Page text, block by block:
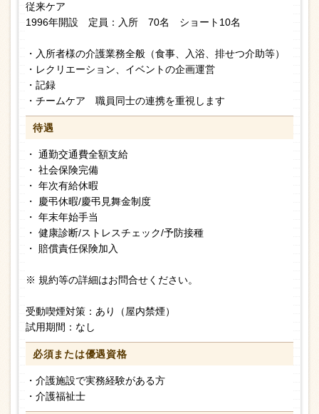
従来ケア
1996年開設 定員：入所 70名 ショート10名
・入所者様の介護業務全般（食事、入浴、排せつ介助等）
・レクリエーション、イベントの企画運営
・記録
・チームケア 職員同士の連携を重視します
待遇
・ 通勤交通費全額支給
・ 社会保険完備
・ 年次有給休暇
・ 慶弔休暇/慶弔見舞金制度
・ 年末年始手当
・ 健康診断/ストレスチェック/予防接種
・ 賠償責任保険加入
※ 規約等の詳細はお問合せください。
受動喫煙対策：あり（屋内禁煙）
試用期間：なし
必須または優遇資格
・介護施設で実務経験がある方
・介護福祉士